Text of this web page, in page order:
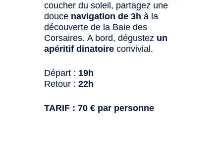
coucher du soleil, partagez une
douce navigation de 3h à la
découverte de la Baie des
Corsaires. A bord, dégustez un
apéritif dinatoire convivial.
Départ : 19h
Retour : 22h
TARIF : 70 € par personne